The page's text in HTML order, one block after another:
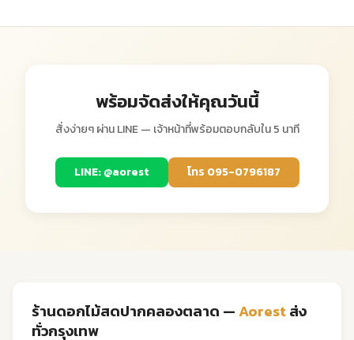
พร้อมจัดส่งให้คุณวันนี้
สั่งง่ายๆ ผ่าน LINE — เจ้าหน้าที่พร้อมตอบกลับใน 5 นาที
LINE: @aorest โทร 095-0796187
ร้านดอกไม้สดปากคลองตลาด —Aorestส่ง
ทั่วกรุงเทพ